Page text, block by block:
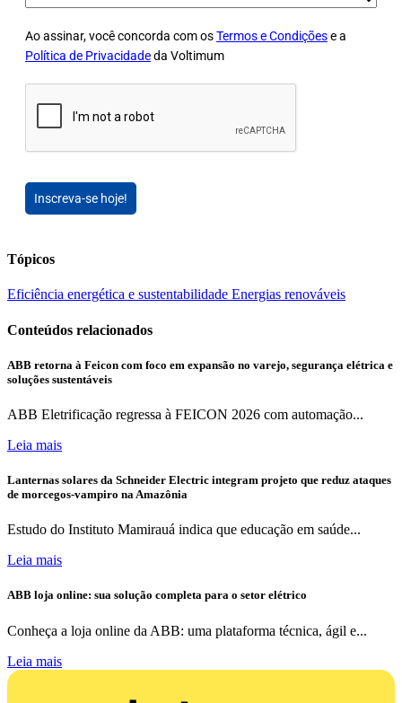
Ao assinar, você concorda com osTermos e Condiçõese a
Política de Privacidadeda Voltimum
Inscreva-se hoje!
Tópicos
Eficiência energética e sustentabilidade Energias renováveis
Conteúdos relacionados
ABB retorna à Feicon com foco em expansão no varejo, segurança elétrica e
soluções sustentáveis
ABB Eletrificação regressa à FEICON 2026 com automação...
Leia mais
Lanternas solares da Schneider Electric integram projeto que reduz ataques
de morcegos-vampiro na Amazônia
Estudo do Instituto Mamirauá indica que educação em saúde...
Leia mais
ABB loja online: sua solução completa para o setor elétrico
Conheça a loja online da ABB: uma plataforma técnica, ágil e...
Leia mais